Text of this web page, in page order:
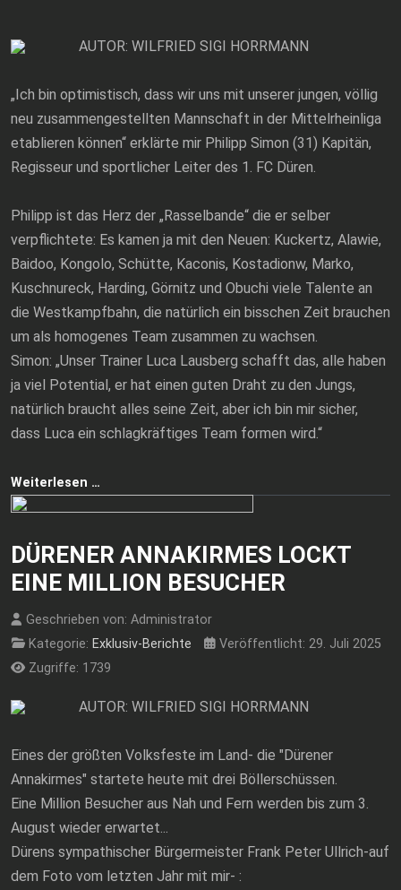
AUTOR: WILFRIED SIGI HORRMANN
„Ich bin optimistisch, dass wir uns mit unserer jungen, völlig
neu zusammengestellten Mannschaft in der Mittelrheinliga
etablieren können“ erklärte mir Philipp Simon (31) Kapitän,
Regisseur und sportlicher Leiter des 1. FC Düren.
Philipp ist das Herz der „Rasselbande“ die er selber
verpflichtete: Es kamen ja mit den Neuen: Kuckertz, Alawie,
Baidoo, Kongolo, Schütte, Kaconis, Kostadionw, Marko,
Kuschnureck, Harding, Görnitz und Obuchi viele Talente an
die Westkampfbahn, die natürlich ein bisschen Zeit brauchen
um als homogenes Team zusammen zu wachsen.
Simon: „Unser Trainer Luca Lausberg schafft das, alle haben
ja viel Potential, er hat einen guten Draht zu den Jungs,
natürlich braucht alles seine Zeit, aber ich bin mir sicher,
dass Luca ein schlagkräftiges Team formen wird.“
Weiterlesen …
DÜRENER ANNAKIRMES LOCKT
EINE MILLION BESUCHER
Geschrieben von: Administrator
Kategorie: Exklusiv-Berichte
Veröffentlicht: 29. Juli 2025
Zugriffe: 1739
AUTOR: WILFRIED SIGI HORRMANN
Eines der größten Volksfeste im Land- die "Dürener
Annakirmes" startete heute mit drei Böllerschüssen.
Eine Million Besucher aus Nah und Fern werden bis zum 3.
August wieder erwartet...
Dürens sympathischer Bürgermeister Frank Peter Ullrich-auf
dem Foto vom letzten Jahr mit mir- :